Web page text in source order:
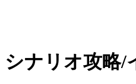
シナリオ攻略/